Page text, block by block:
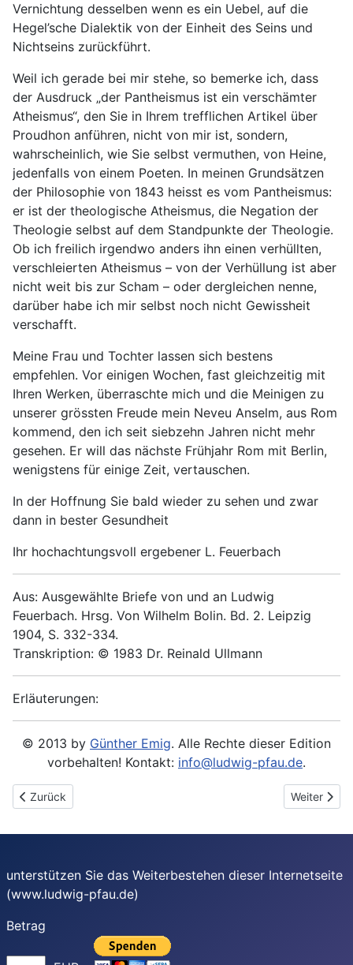
Vernichtung desselben wenn es ein Uebel, auf die
Hegel’sche Dialektik von der Einheit des Seins und
Nichtseins zurückführt.
Weil ich gerade bei mir stehe, so bemerke ich, dass
der Ausdruck „der Pantheismus ist ein verschämter
Atheismus“, den Sie in Ihrem trefflichen Artikel über
Proudhon anführen, nicht von mir ist, sondern,
wahrscheinlich, wie Sie selbst vermuthen, von Heine,
jedenfalls von einem Poeten. In meinen Grundsätzen
der Philosophie von 1843 heisst es vom Pantheismus:
er ist der theologische Atheismus, die Negation der
Theologie selbst auf dem Standpunkte der Theologie.
Ob ich freilich irgendwo anders ihn einen verhüllten,
verschleierten Atheismus – von der Verhüllung ist aber
nicht weit bis zur Scham – oder dergleichen nenne,
darüber habe ich mir selbst noch nicht Gewissheit
verschafft.
Meine Frau und Tochter lassen sich bestens
empfehlen. Vor einigen Wochen, fast gleichzeitig mit
Ihren Werken, überraschte mich und die Meinigen zu
unserer grössten Freude mein Neveu Anselm, aus Rom
kommend, den ich seit siebzehn Jahren nicht mehr
gesehen. Er will das nächste Frühjahr Rom mit Berlin,
wenigstens für einige Zeit, vertauschen.
In der Hoffnung Sie bald wieder zu sehen und zwar
dann in bester Gesundheit
Ihr hochachtungsvoll ergebener L. Feuerbach
Aus: Ausgewählte Briefe von und an Ludwig
Feuerbach. Hrsg. Von Wilhelm Bolin. Bd. 2. Leipzig
1904, S. 332-334.
Transkription: © 1983 Dr. Reinald Ullmann
Erläuterungen:
© 2013 by Günther Emig. Alle Rechte dieser Edition
vorbehalten! Kontakt: info@ludwig-pfau.de.
Vorheriger Beitrag: 1866-11-10 - An Ludwig Feuerbach
Zurück Nächster
Weiter
unterstützen Sie das Weiterbestehen dieser Internetseite
(www.ludwig-pfau.de)
Betrag